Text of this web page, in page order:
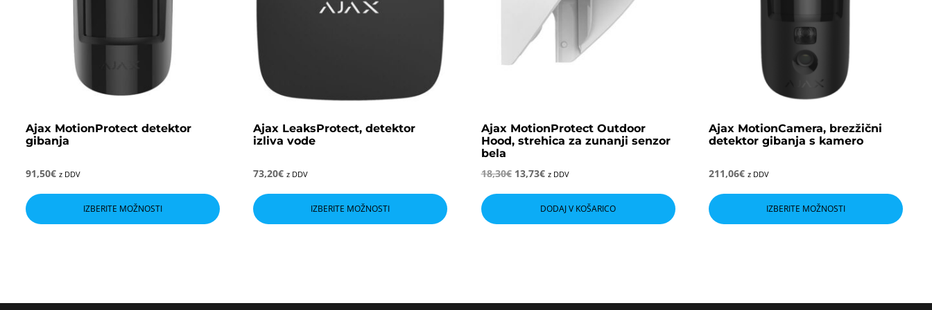
Ajax MotionProtect detektor
gibanja
91,50€ z DDV
IZBERITE MOŽNOSTI
izdelek
ima
strani
Ajax LeaksProtect, detektor
izliva vode
73,20€ z DDV
IZBERITE MOŽNOSTI
izdelek
ima
strani
Ajax MotionProtect Outdoor
Hood, strehica za zunanji senzor
bela
18,30€ Izvirna
cena
je
18,30€.
13,73€Trenutna
cena
je:
13,73€.
z DDV
DODAJ V KOŠARICO
Ajax MotionCamera, brezžični
detektor gibanja s kamero
211,06€ z DDV
IZBERITE MOŽNOSTI
ima
strani